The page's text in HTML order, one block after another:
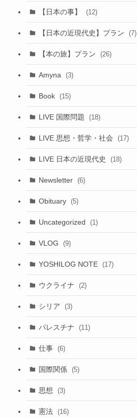
【日本の事】 (12)
【日本の近現代史】プラン (7)
【本の旅】プラン (26)
Amyna (3)
Book (15)
LIVE 国際問題 (18)
LIVE 思想・哲学・社会 (17)
LIVE 日本の近現代史 (18)
Newsletter (6)
Obituary (5)
Uncategorized (1)
VLOG (9)
YOSHILOG NOTE (17)
ウクライナ (2)
シリア (3)
パレスチナ (11)
仕事 (6)
国際関係 (5)
思想 (3)
憲法 (16)